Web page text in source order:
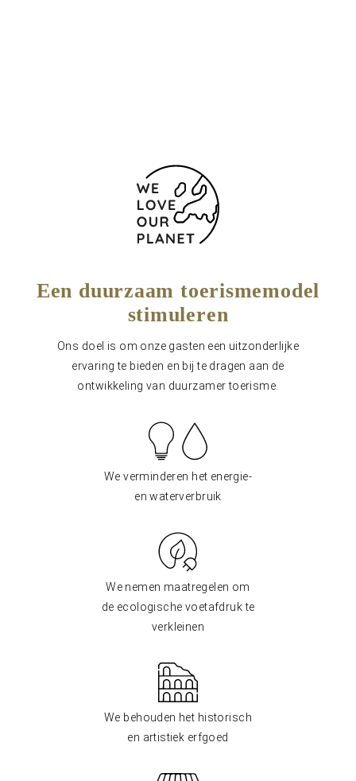
Een duurzaam toerismemodel
stimuleren
Ons doel is om onze gasten een uitzonderlijke
ervaring te bieden en bij te dragen aan de
ontwikkeling van duurzamer toerisme.
We verminderen het energie-
en waterverbruik
We nemen maatregelen om
de ecologische voetafdruk te
verkleinen
We behouden het historisch
en artistiek erfgoed